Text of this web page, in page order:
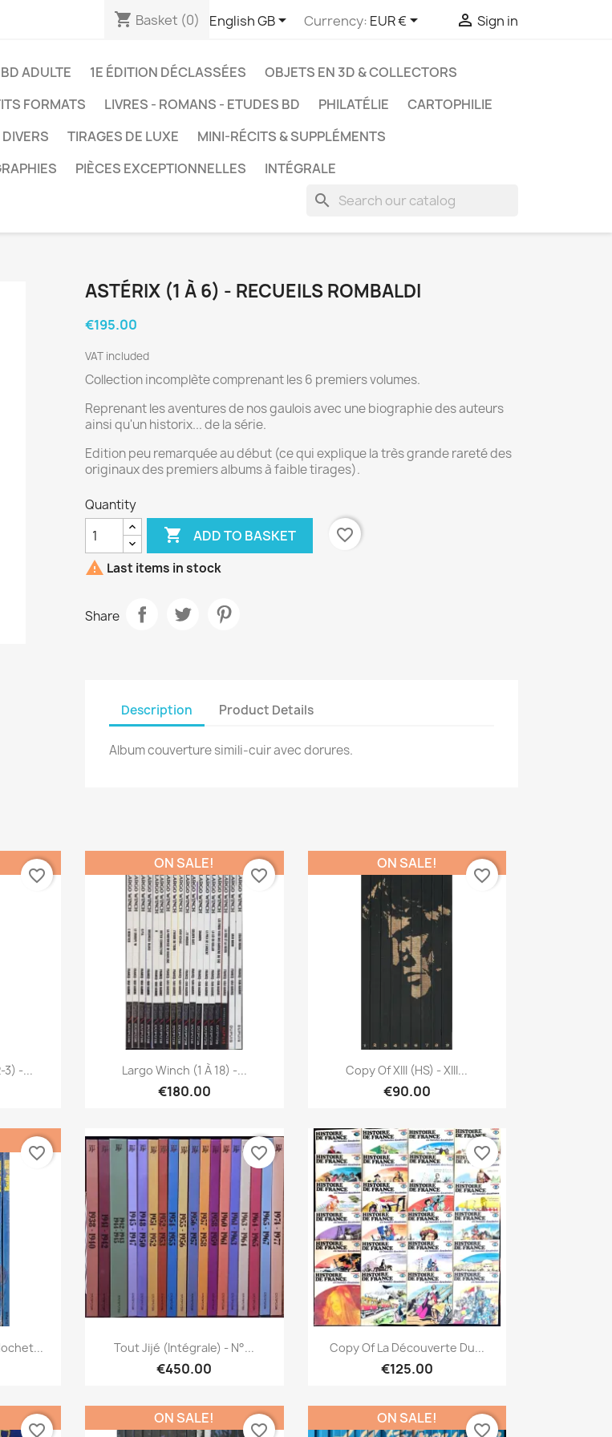
shopping_cart Basket (0) English GB Currency: EUR €  Sign in
BD ADULTE 1E ÉDITION DÉCLASSÉES
OBJETS EN 3D & COLLECTORS
FORMATS LIVRES - ROMANS - ETUDES BD PHILATÉLIE
CARTOPHILIE
TIRAGES DE LUXE
MINI-RÉCITS & SUPPLÉMENTS
PIÈCES EXCEPTIONNELLES INTÉGRALE
search
ASTÉRIX (1 À 6) - RECUEILS ROMBALDI
€195.00
VAT included
Collection incomplète comprenant les 6 premiers volumes.
Reprenant les aventures de nos gaulois avec une biographie des auteurs
ainsi qu'un historix... de la série.
Edition peu remarquée au début (ce qui explique la très grande rareté des
originaux des premiers albums à faible tirages).
Quantity
 ADD TO BASKET
favorite_border
 Last items in stock
Share
Description Product Details
Album couverture simili-cuir avec dorures.
3) -...
favorite_border
Quick view
Largo Winch (1 À 18) -...
€180.00
ON SALE!
favorite_border
Quick view
Copy Of XIII (HS) - XIII...
€90.00
ON SALE!
favorite_border
favorite_border
 Quick view
Tout Jijé (Intégrale) - N°...
€450.00
favorite_border
 Quick view
Copy Of La Découverte Du...
€125.00
favorite_border
favorite_border
ON SALE!
favorite_border
ON SALE!
favorite_border